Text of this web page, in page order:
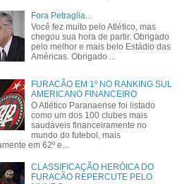
Fora Petraglia...
Você fez muito pelo Atlético, mas
chegou sua hora de partir. Obrigado
pelo melhor e mais belo Estádio das
Américas. Obrigado ...
FURACÃO EM 1º NO RANKING SUL
AMERICANO FINANCEIRO
O Atlético Paranaense foi listado
como um dos 100 clubes mais
saudáveis financeiramente no
mundo do futebol, mais
em 62º e...
CLASSIFICAÇÃO HERÓICA DO
FURACÃO REPERCUTE PELO